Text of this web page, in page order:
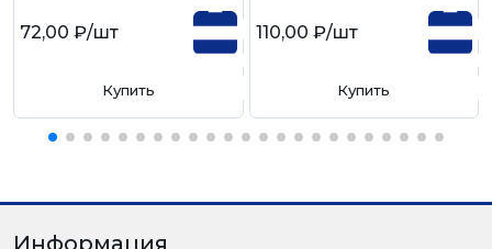
72,00 ₽/шт
Купить
110,00 ₽/шт
Купить
Информация